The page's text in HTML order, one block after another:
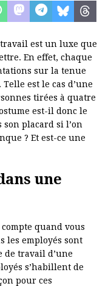
est un luxe que
En effet, chaque
sur la tenue
est le cas d’une
tirées à quatre
est-il donc le
placard si l’on
? Et est-ce une
une
quand vous
les employés sont
de travail d’une
s’habillent de
pour ces